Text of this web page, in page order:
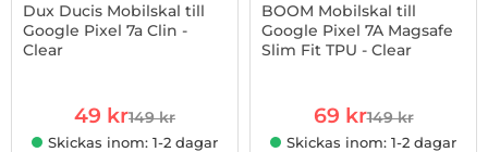
Dux Ducis Mobilskal till
Google Pixel 7a Clin -
Clear
rea pris
49 krtidigare pris
149 kr
Skickas inom: 1-2 dagar
BOOM Mobilskal till
Google Pixel 7A Magsafe
Slim Fit TPU - Clear
rea pris
69 krtidigare pris
149 kr
Skickas inom: 1-2 dagar